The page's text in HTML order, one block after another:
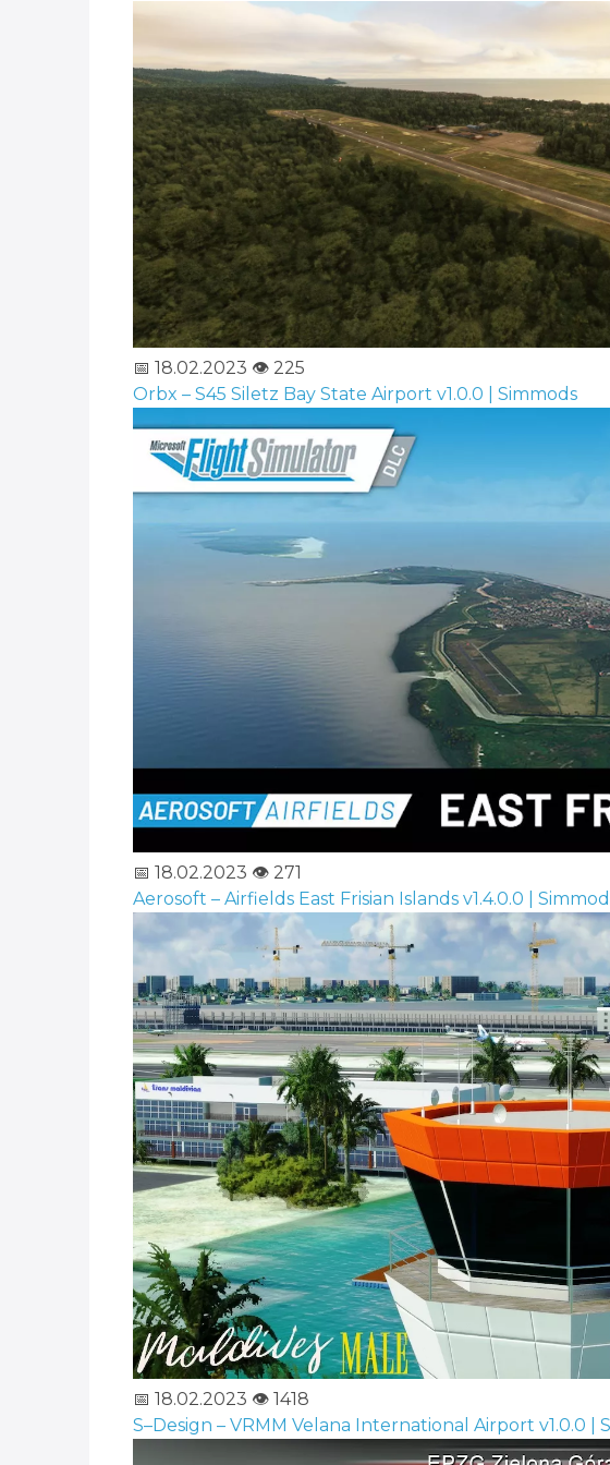
📅 18.02.2023 👁️ 225
Orbx – S45 Siletz Bay State Airport v1.0.0 | Simmods
📅 18.02.2023 👁️ 271
Aerosoft – Airfields East Frisian Islands v1.4.0.0 |
📅 18.02.2023 👁️ 1418
S–Design – VRMM Velana International Airport v1.0.0 |